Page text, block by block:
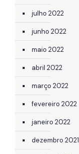
julho 2022
junho 2022
maio 2022
abril 2022
março 2022
fevereiro 2022
janeiro 2022
dezembro 2021